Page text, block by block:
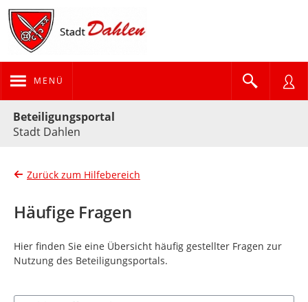
MENÜ
Beteiligungsportal
Stadt Dahlen
Zurück zum Hilfebereich
Häufige Fragen
Hier finden Sie eine Übersicht häufig gestellter Fragen zur
Nutzung des Beteiligungsportals.